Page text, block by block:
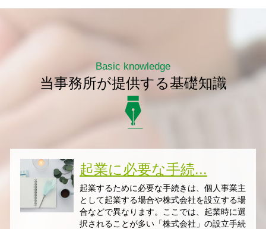
Basic knowledge
当事務所が提供する基礎知識
起業に必要な手続...
起業するために必要な手続きは、個人事業主
として起業する場合や株式会社を設立する場
合などで異なります。ここでは、起業時に選
択されることが多い「株式会社」の設立手続